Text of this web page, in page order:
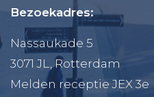
Bezoekadres:
Nassaukade 5
3071 JL, Rotterdam
Melden receptie JEX 3e